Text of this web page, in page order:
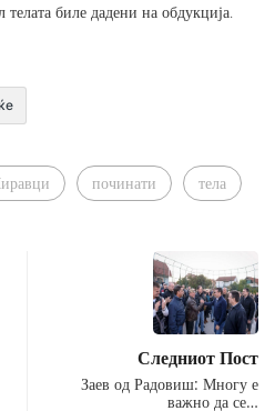
биле дадени на обдукција.
починати тела
Следниот Пост
Заев од Радовиш: Многу е
важно да се…